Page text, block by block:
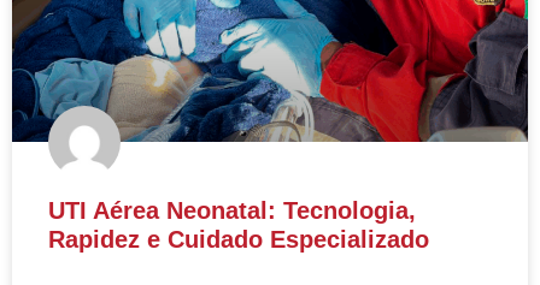
UTI Aérea Neonatal: Tecnologia,
Rapidez e Cuidado Especializado